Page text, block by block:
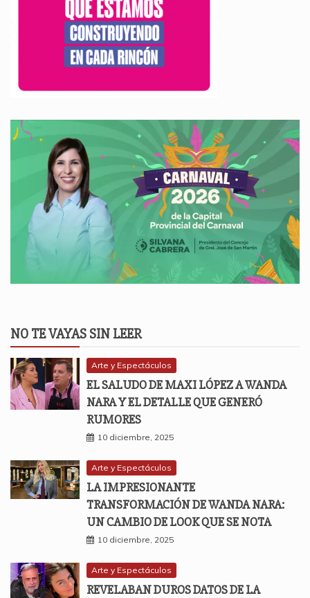
NO TE VAYAS SIN LEER
Arte y Espectáculos
EL SALUDO DE MAXI LÓPEZ A WANDA
NARA Y EL DETALLE QUE GENERÓ
RUMORES
10 diciembre, 2025
Arte y Espectáculos
LA IMPRESIONANTE
TRANSFORMACIÓN DE WANDA NARA:
UN CAMBIO DE LOOK QUE SE NOTA
10 diciembre, 2025
Arte y Espectáculos
REVELABAN DUROS DATOS DE LA